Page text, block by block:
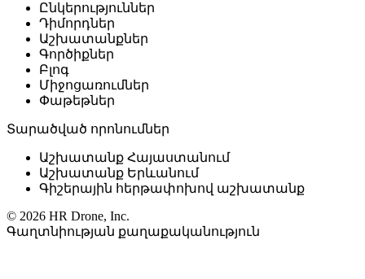
Ընկերություններ
Դիմորդներ
Աշխատանքներ
Գործիքներ
Բլոգ
Միջոցառումներ
Փաթեթներ
Տարածված որոնումներ
Աշխատանք Հայաստանում
Աշխատանք Երևանում
Գիշերային հերթափոխով աշխատանք
© 2026 HR Drone, Inc.
Գաղտնիության քաղաքականություն